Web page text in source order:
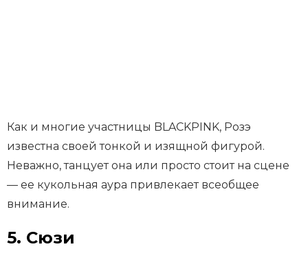
Как и многие участницы BLACKPINK, Розэ
известна своей тонкой и изящной фигурой.
Неважно, танцует она или просто стоит на сцене
— ее кукольная аура привлекает всеобщее
внимание.
5. Сюзи